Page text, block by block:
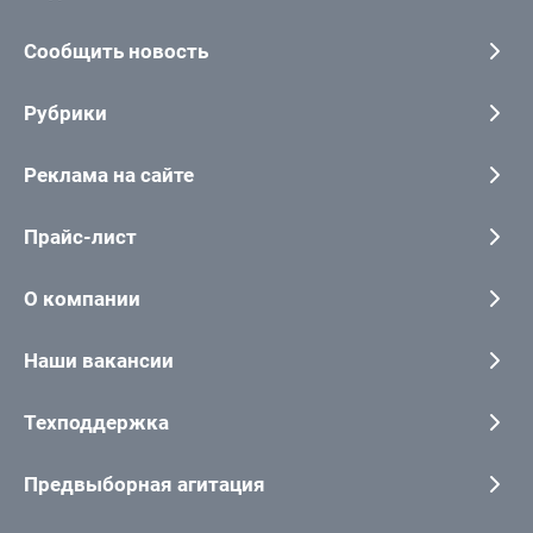
Сообщить новость
Рубрики
Реклама на сайте
Прайс-лист
О компании
Наши вакансии
Техподдержка
Предвыборная агитация